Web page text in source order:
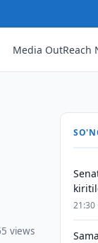
Media OutReach
views
21:30